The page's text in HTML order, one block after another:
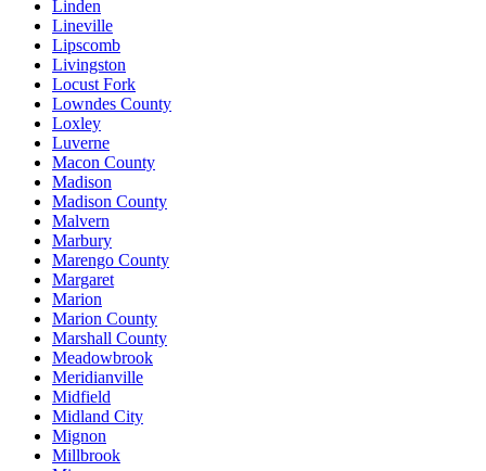
Linden
Lineville
Lipscomb
Livingston
Locust Fork
Lowndes County
Loxley
Luverne
Macon County
Madison
Madison County
Malvern
Marbury
Marengo County
Margaret
Marion
Marion County
Marshall County
Meadowbrook
Meridianville
Midfield
Midland City
Mignon
Millbrook